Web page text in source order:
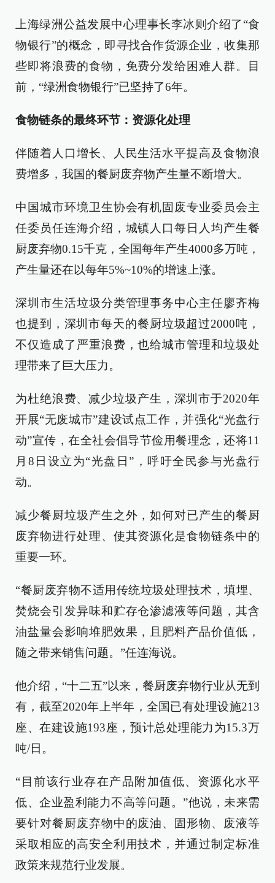
上海绿洲公益发展中心理事长李冰则介绍了“食
物银行”的概念，即寻找合作货源企业，收集那
些即将浪费的食物，免费分发给困难人群。目
前，“绿洲食物银行”已坚持了6年。
食物链条的最终环节：资源化处理
伴随着人口增长、人民生活水平提高及食物浪
费增多，我国的餐厨废弃物产生量不断增大。
中国城市环境卫生协会有机固废专业委员会主
任委员任连海介绍，城镇人口每日人均产生餐
厨废弃物0.15千克，全国每年产生4000多万吨，
产生量还在以每年5%~10%的增速上涨。
深圳市生活垃圾分类管理事务中心主任廖齐梅
也提到，深圳市每天的餐厨垃圾超过2000吨，
不仅造成了严重浪费，也给城市管理和垃圾处
理带来了巨大压力。
为杜绝浪费、减少垃圾产生，深圳市于2020年
开展“无废城市”建设试点工作，并强化“光盘行
动”宣传，在全社会倡导节俭用餐理念，还将11
月8日设立为“光盘日”，呼吁全民参与光盘行
动。
减少餐厨垃圾产生之外，如何对已产生的餐厨
废弃物进行处理、使其资源化是食物链条中的
重要一环。
“餐厨废弃物不适用传统垃圾处理技术，填埋、
焚烧会引发异味和贮存仓渗滤液等问题，其含
油盐量会影响堆肥效果，且肥料产品价值低，
随之带来销售问题。”任连海说。
他介绍，“十二五”以来，餐厨废弃物行业从无到
有，截至2020年上半年，全国已有处理设施213
座、在建设施193座，预计总处理能力为15.3万
吨/日。
“目前该行业存在产品附加值低、资源化水平
低、企业盈利能力不高等问题。”他说，未来需
要针对餐厨废弃物中的废油、固形物、废液等
采取相应的高安全利用技术，并通过制定标准
政策来规范行业发展。